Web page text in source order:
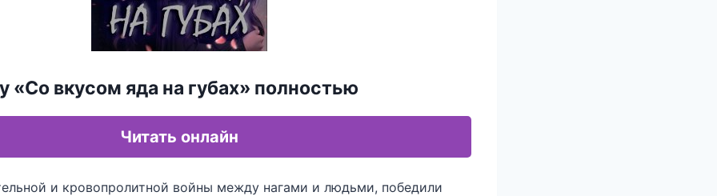
«Со вкусом яда на губах» полностью
Читать онлайн
и кровопролитной войны между нагами и людьми, победили